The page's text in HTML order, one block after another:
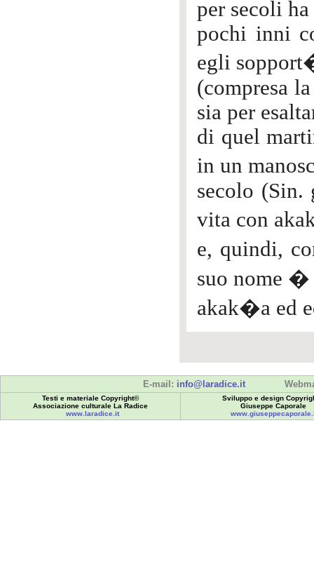
per secoli
pochi inni
egli
(compresa
sia per
di quel
in un
secolo (Sin.
vita con
e, quindi,
suo nome
akak�a ed
E-mail: info@laradice.it
Testi e materiale Copyright©
Associazione culturale La Radice
www.laradice.it
Sviluppo e design
Giuseppe Caporale